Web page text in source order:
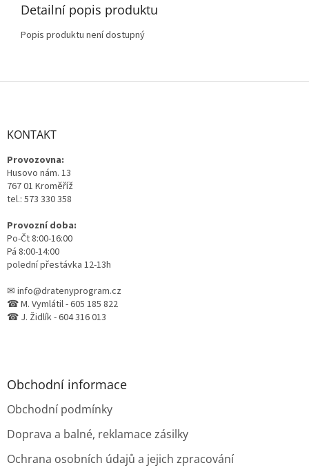
Detailní popis produktu
Popis produktu není dostupný
Z
KONTAKT
Provozovna:
Husovo nám. 13
767 01 Kroměříž
tel.: 573 330 358
Provozní doba:
Po-Čt 8:00-16:00
Pá 8:00-14:00
polední přestávka 12-13h
✉ info@dratenyprogram.cz
☎ M. Vymlátil - 605 185 822
☎ J. Židlík - 604 316 013
Obchodní informace
Obchodní podmínky
Doprava a balné, reklamace zásilky
Ochrana osobních údajů a jejich zpracování